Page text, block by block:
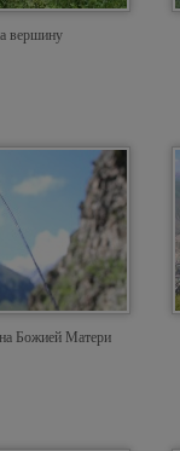
вершину
Божией Матери